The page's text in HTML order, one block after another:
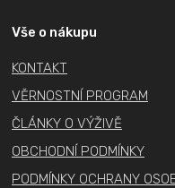
Vše o nákupu
KONTAKT
VĚRNOSTNÍ PROGRAM
ČLÁNKY O VÝŽIVĚ
OBCHODNÍ PODMÍNKY
PODMÍNKY OCHRANY